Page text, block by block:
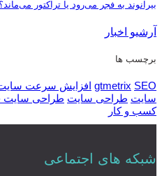
بیرانوند به فجر می‌رود یا تراکتور
آرشیو اخبار
برچسب ها
gtmetrix SEO افزایش سرعت
سایت طراحی سایت طراحی سایت
کسب و کار
شبکه های اجتماعی